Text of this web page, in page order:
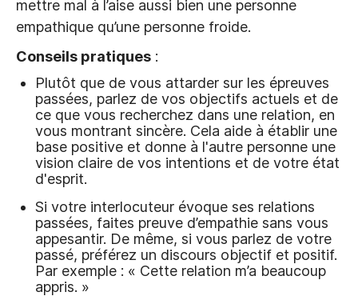
mettre mal à l’aise aussi bien une personne
empathique qu’une personne froide.
Conseils pratiques :
Plutôt que de vous attarder sur les épreuves
passées, parlez de vos objectifs actuels et de
ce que vous recherchez dans une relation, en
vous montrant sincère. Cela aide à établir une
base positive et donne à l'autre personne une
vision claire de vos intentions et de votre état
d'esprit.
Si votre interlocuteur évoque ses relations
passées, faites preuve d’empathie sans vous
appesantir. De même, si vous parlez de votre
passé, préférez un discours objectif et positif.
Par exemple : « Cette relation m’a beaucoup
appris. »